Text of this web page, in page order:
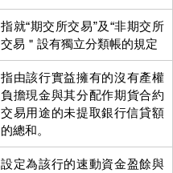
指就“期交所交易”及“非期交所
交易＂設有獨立分類帳的規定
指由該行實益擁有的沒有產權
負擔現金與其分配作期貨合約
交易用途的未提取銀行信貸額
的總和。
設定為該行的速動資金盈餘與